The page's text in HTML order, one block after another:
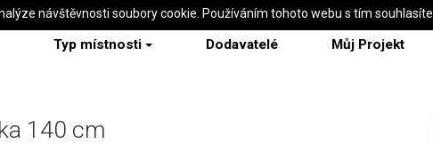
Typ místnosti Dodavatelé Můj Projekt
140 cm
návštěvnosti soubory cookie. Používáním tohoto webu s tím souhlasíte.